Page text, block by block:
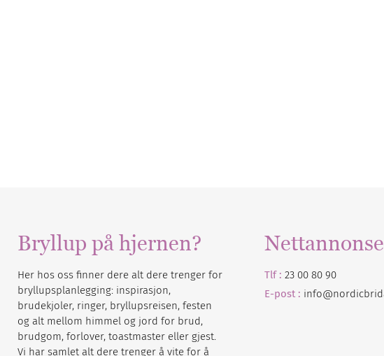
Bryllup på hjernen?
Her hos oss finner dere alt dere trenger for
bryllupsplanlegging: inspirasjon,
brudekjoler, ringer, bryllupsreisen, festen
og alt mellom himmel og jord for brud,
brudgom, forlover, toastmaster eller gjest.
Vi har samlet alt dere trenger å vite for å
Tlf : 23 00 80 90
E-post :